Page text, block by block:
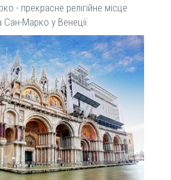
- прекрасне релігійне місце
Марко у Венеції